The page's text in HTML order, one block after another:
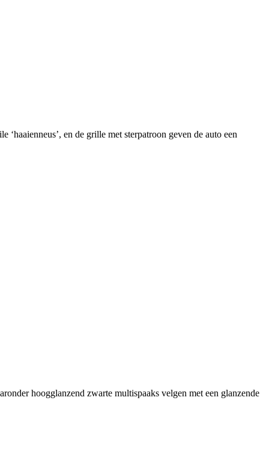
en de grille met sterpatroon geven de auto een
hoogglanzend zwarte multispaaks velgen met een glanzende